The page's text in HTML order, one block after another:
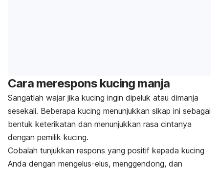
Cara merespons kucing manja
Sangatlah wajar jika kucing ingin dipeluk atau dimanja
sesekali. Beberapa kucing menunjukkan sikap ini sebagai
bentuk keterikatan dan menunjukkan rasa cintanya
dengan pemilik kucing.
Cobalah tunjukkan respons yang positif kepada kucing
Anda dengan mengelus-elus, menggendong, dan